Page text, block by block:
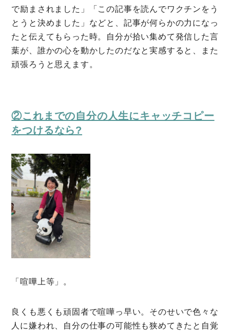
プライバシーポリシー
で励まされました」「この記事を読んでワクチンをう
とうと決めました」などと、記事が何らかの力になっ
たと伝えてもらった時。自分が拾い集めて発信した言
葉が、誰かの心を動かしたのだなと実感すると、また
頑張ろうと思えます。
②これまでの自分の人生にキャッチコピー
をつけるなら?
「喧嘩上等」。
良くも悪くも頑固者で喧嘩っ早い。そのせいで色々な
人に嫌われ、自分の仕事の可能性も狭めてきたと自覚